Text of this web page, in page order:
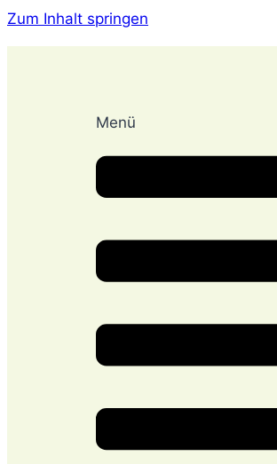
Zum Inhalt springen
Menü